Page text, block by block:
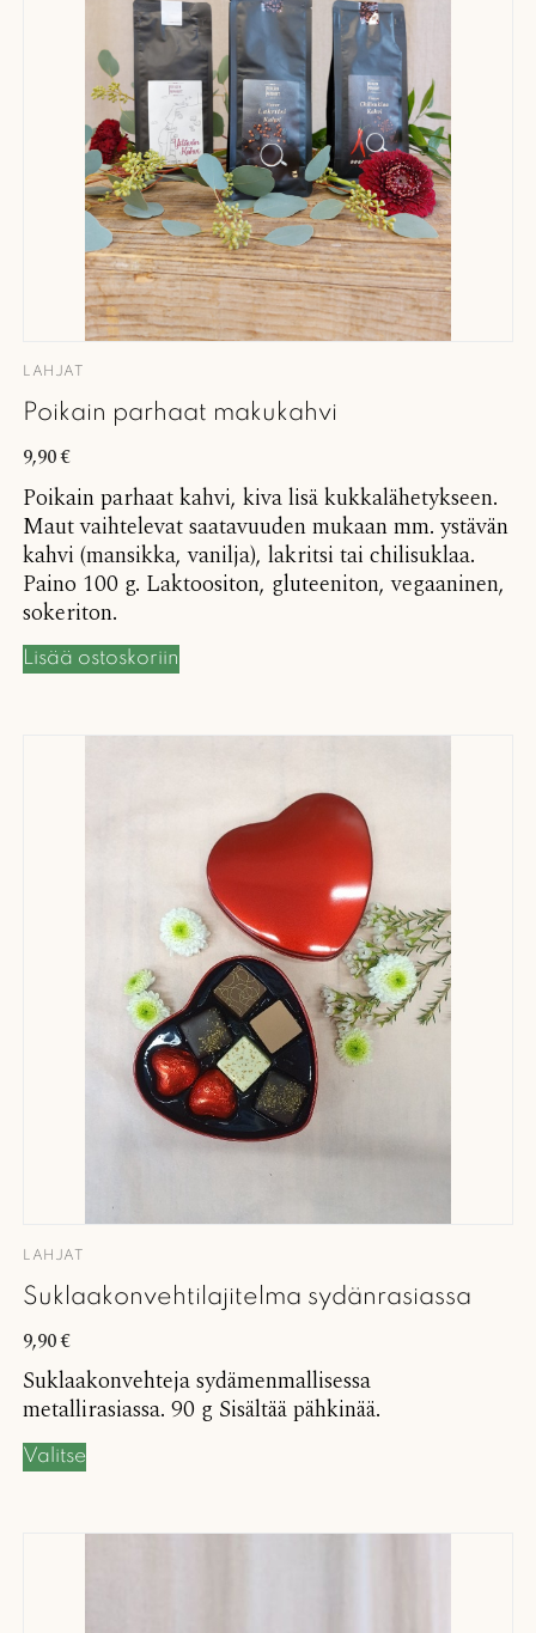
LAHJAT
Poikain parhaat makukahvi
9,90€
Poikain parhaat kahvi, kiva lisä kukkalähetykseen.
Maut vaihtelevat saatavuuden mukaan mm. ystävän
kahvi (mansikka, vanilja), lakritsi tai chilisuklaa.
Paino 100 g. Laktoositon, gluteeniton, vegaaninen,
sokeriton.
Lisää ostoskoriin
LAHJAT
Suklaakonvehtilajitelma sydänrasiassa
9,90€
Suklaakonvehteja sydämenmallisessa
metallirasiassa. 90 g Sisältää pähkinää.
Valitse